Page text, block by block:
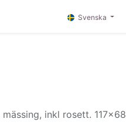
Svenska
inkl rosett. 117x68